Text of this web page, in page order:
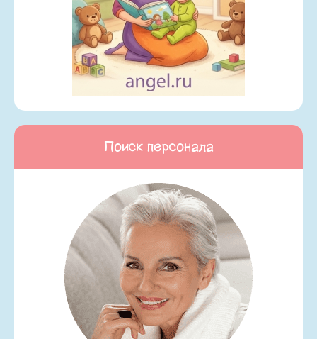
Поиск персонала